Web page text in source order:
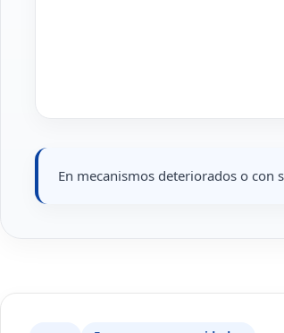
En mecanismos deteriorados o con